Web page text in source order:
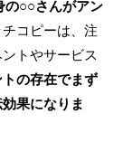
の○○さんがアン
コピーは、注
トやサービス
トの存在でまず
果になりま